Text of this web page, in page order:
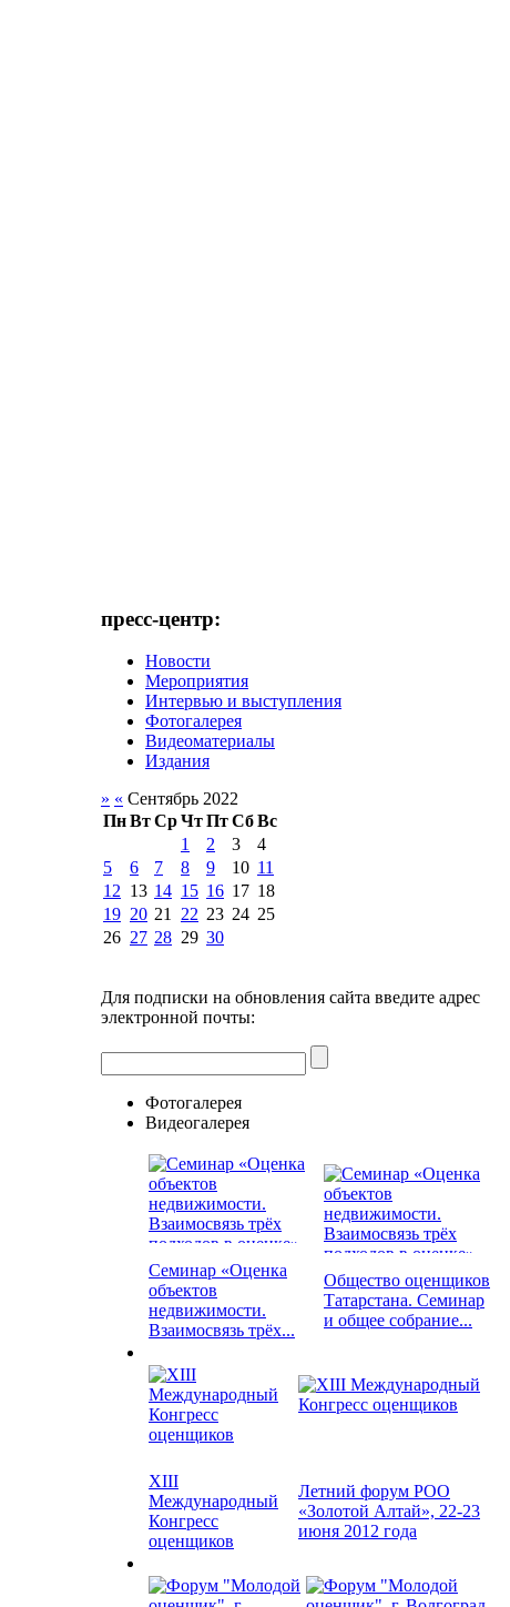
пресс-центр:
Новости
Мероприятия
Интервью и выступления
Фотогалерея
Видеоматериалы
Издания
» « Сентябрь 2022
ПнВтСрЧтПтСбВс
1
2 3
4
5
6 7 8 9 10 11
12 13 14 15 16 17 18
19 20 21 22 23 24 25
26 27 28 29 30
Для подписки на обновления сайта введите адрес
электронной почты:
Фотогалерея
Видеогалерея
Семинар «Оценка
объектов
недвижимости.
Взаимосвязь трёх...
Общество оценщиков
Татарстана. Семинар
и общее собрание...
XIII
Международный
Конгресс
оценщиков
Летний форум РОО
«Золотой Алтай», 22-23
июня 2012 года